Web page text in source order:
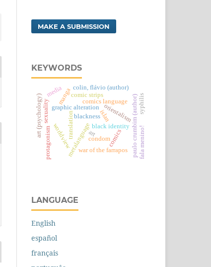
MAKE A SUBMISSION
KEYWORDS
art comics
translation
graphic alteration
blackness
black identity
manga paulo crumbim (author)
metalanguage
comics language
worldview
protagonism
comic strips
colin, flávio (author)
war of the farrapos
orientalism
islan
sexuality syphilis
condom
art (psychology)
fala menino!
media
LANGUAGE
English
español
français